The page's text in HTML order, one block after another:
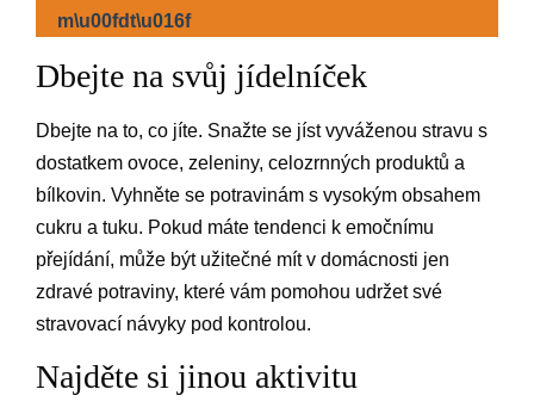
m\u00fdt\u016f
Dbejte na svůj jídelníček
Dbejte na to, co jíte. Snažte se jíst vyváženou stravu s
dostatkem ovoce, zeleniny, celozrnných produktů a
bílkovin. Vyhněte se potravinám s vysokým obsahem
cukru a tuku. Pokud máte tendenci k emočnímu
přejídání, může být užitečné mít v domácnosti jen
zdravé potraviny, které vám pomohou udržet své
stravovací návyky pod kontrolou.
Najděte si jinou aktivitu